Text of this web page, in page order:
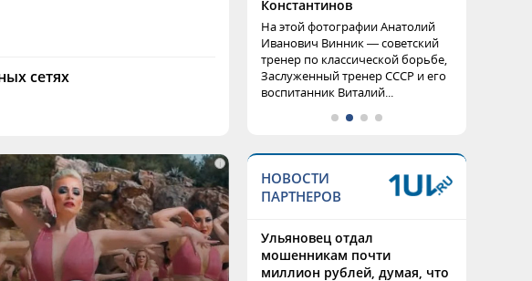
сетях
i
Константинов
На этой фотографии Анатолий
Иванович Винник — советский
тренер по классической борьбе,
Заслуженный тренер СССР и его
воспитанник Виталий...
НОВОСТИ
ПАРТНЕРОВ
Ульяновец отдал
мошенникам почти
миллион рублей, думая, что